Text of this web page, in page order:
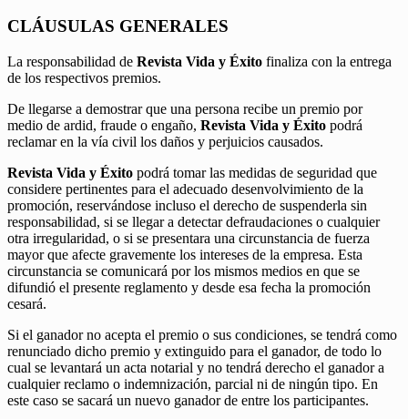
CLÁUSULAS GENERALES
La responsabilidad de Revista Vida y Éxito finaliza con la entrega
de los respectivos premios.
De llegarse a demostrar que una persona recibe un premio por
medio de ardid, fraude o engaño, Revista Vida y Éxito podrá
reclamar en la vía civil los daños y perjuicios causados.
Revista Vida y Éxito podrá tomar las medidas de seguridad que
considere pertinentes para el adecuado desenvolvimiento de la
promoción, reservándose incluso el derecho de suspenderla sin
responsabilidad, si se llegar a detectar defraudaciones o cualquier
otra irregularidad, o si se presentara una circunstancia de fuerza
mayor que afecte gravemente los intereses de la empresa. Esta
circunstancia se comunicará por los mismos medios en que se
difundió el presente reglamento y desde esa fecha la promoción
cesará.
Si el ganador no acepta el premio o sus condiciones, se tendrá como
renunciado dicho premio y extinguido para el ganador, de todo lo
cual se levantará un acta notarial y no tendrá derecho el ganador a
cualquier reclamo o indemnización, parcial ni de ningún tipo. En
este caso se sacará un nuevo ganador de entre los participantes.